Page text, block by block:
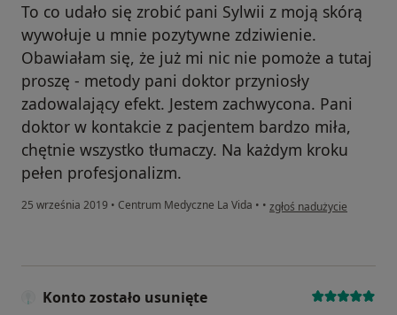
To co udało się zrobić pani Sylwii z moją skórą
wywołuje u mnie pozytywne zdziwienie.
Obawiałam się, że już mi nic nie pomoże a tutaj
proszę - metody pani doktor przyniosły
zadowalający efekt. Jestem zachwycona. Pani
doktor w kontakcie z pacjentem bardzo miła,
chętnie wszystko tłumaczy. Na każdym kroku
pełen profesjonalizm.
25 września 2019 • Centrum Medyczne La Vida • • w opinii użytkownika
zgłoś nadużycie
Konto zostało usunięte